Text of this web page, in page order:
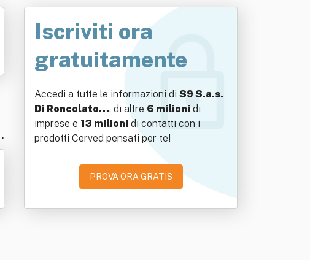
Iscriviti ora
gratuitamente
Accedi a tutte le informazioni di S9 S.a.s.
Di Roncolato…, di altre 6 milioni di
imprese e 13 milioni di contatti con i
prodotti Cerved pensati per te!
PROVA ORA GRATIS